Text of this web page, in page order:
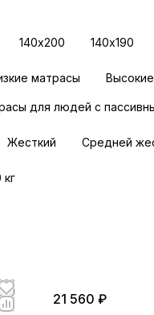
140х200 140х190
матрасы
для людей с
Жесткий Средней
кг
21 560 ₽